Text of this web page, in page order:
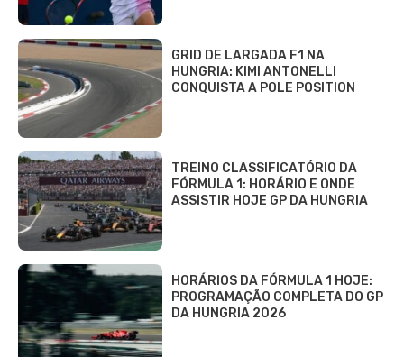
GRID DE LARGADA F1 NA
HUNGRIA: KIMI ANTONELLI
CONQUISTA A POLE POSITION
TREINO CLASSIFICATÓRIO DA
FÓRMULA 1: HORÁRIO E ONDE
ASSISTIR HOJE GP DA HUNGRIA
HORÁRIOS DA FÓRMULA 1 HOJE:
PROGRAMAÇÃO COMPLETA DO GP
DA HUNGRIA 2026